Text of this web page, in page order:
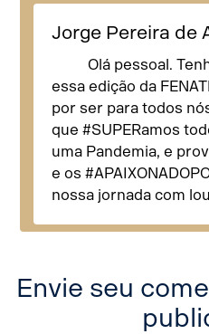
Jorge Pereira de
Olá pessoal.
essa edição da
por ser para todos
que #SUPERamos
uma Pandemia, e
e os
nossa jornada com
Envie seu